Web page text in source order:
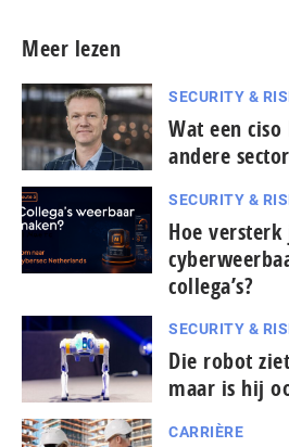
Meer lezen
SECURITY &
Wat een
andere
SECURITY &
Hoe versterk
collega’s?
SECURITY &
Die robot
maar is hij
CARRIÈRE